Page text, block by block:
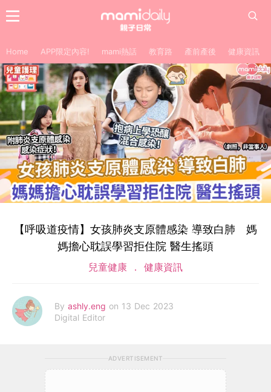
Home APP限定內容! mami熱話 教育路 產前產後 健康資訊
【呼吸道疫情】女孩肺炎支原體感染 導致白肺 媽
媽擔心耽誤學習拒住院 醫生搖頭
兒童健康 健康資訊
By ashly.eng on 13 Dec 2023
Digital Editor
ADVERTISEMENT